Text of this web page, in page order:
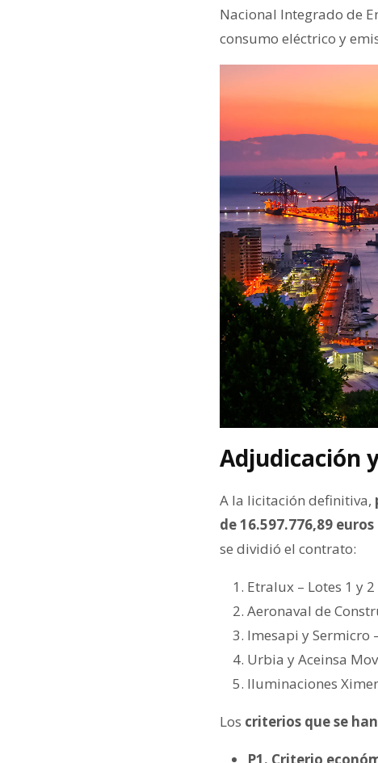
Nacional Integrado de
consumo eléctrico y
Adjudicación
A la licitación definitiva,
de 16.597.776,89
se dividió el contrato:
Etralux – Lotes 1 y 2
Aeronaval de
Imesapi y Sermicro
Urbia y Aceinsa
Iluminaciones
Los criterios que se
P1. Criterio